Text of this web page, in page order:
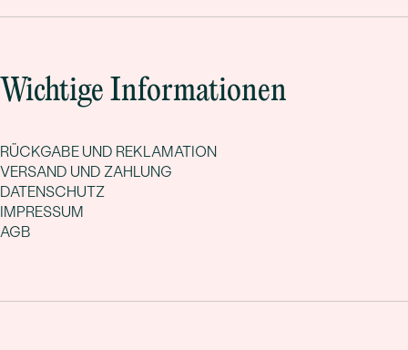
Wichtige Informationen
RÜCKGABE UND REKLAMATION
VERSAND UND ZAHLUNG
DATENSCHUTZ
IMPRESSUM
AGB